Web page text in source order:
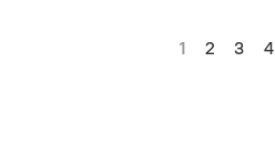
1 2 3 4